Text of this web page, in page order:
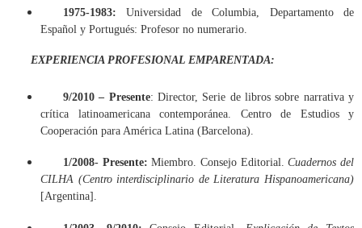
1975-1983: Universidad de Columbia, Departamento de
Español y Portugués: Profesor no numerario.
EXPERIENCIA PROFESIONAL EMPARENTADA:
9/2010 – Presente: Director, Serie de libros sobre narrativa y
crítica latinoamericana contemporánea. Centro de Estudios y
Cooperación para América Latina (Barcelona).
1/2008- Presente: Miembro. Consejo Editorial.Cuadernos del
CILHA (Centro interdisciplinario de Literatura Hispanoamericana)
[Argentina].